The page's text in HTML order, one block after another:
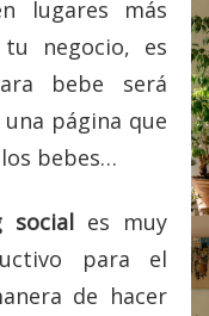
lugares más
negocio, es
bebe será
página que
bebes…
sociales muy
para el
de hacer